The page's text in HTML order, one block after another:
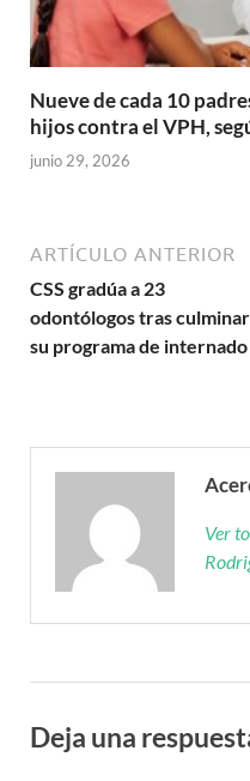
Nueve de cada 10
hijos contra el VPH,
junio 29, 2026
ARTÍCULO ANTERIOR
CSS gradúa a 23
odontólogos tras culminar
su programa de internado
Ver
Deja una